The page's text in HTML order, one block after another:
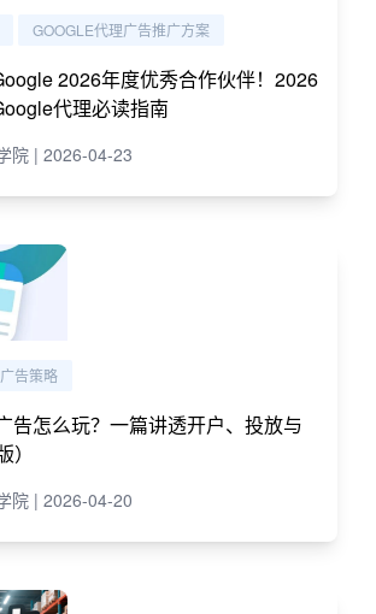
GOOGLE代理广告推广方案
2026年度优秀合作伙伴！2026
代理必读指南
院 | 2026-04-23
广告策略
告怎么玩？一篇讲透开户、投放与
院 | 2026-04-20